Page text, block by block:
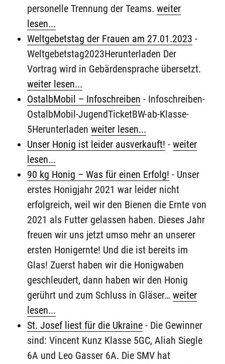
personelle Trennung der Teams.weiter
lesen...
Weltgebetstag der Frauen am 27.01.2023 -
Weltgebetstag2023Herunterladen Der
Vortrag wird in Gebärdensprache übersetzt.
weiter lesen...
OstalbMobil – Infoschreiben - Infoschreiben-
OstalbMobil-JugendTicketBW-ab-Klasse-
5Herunterladenweiter lesen...
Unser Honig ist leider ausverkauft! - weiter
lesen...
90 kg Honig – Was für einen Erfolg! - Unser
erstes Honigjahr 2021 war leider nicht
erfolgreich, weil wir den Bienen die Ernte von
2021 als Futter gelassen haben. Dieses Jahr
freuen wir uns jetzt umso mehr an unserer
ersten Honigernte! Und die ist bereits im
Glas! Zuerst haben wir die Honigwaben
geschleudert, dann haben wir den Honig
gerührt und zum Schluss in Gläser…weiter
lesen...
St. Josef liest für die Ukraine - Die Gewinner
sind: Vincent Kunz Klasse 5GC, Aliah Siegle
6A und Leo Gasser 6A. Die SMV hat